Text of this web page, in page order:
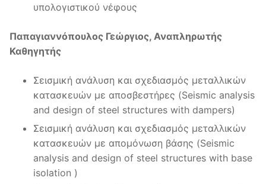
υπολογιστικού νέφους
Παπαγιαννόπουλος Γεώργιος, Αναπληρωτής
Καθηγητής
Σεισμική ανάλυση και σχεδιασμός μεταλλικών
κατασκευών με αποσβεστήρες (Seismic analysis
and design of steel structures with dampers)
Σεισμική ανάλυση και σχεδιασμός μεταλλικών
κατασκευών με απομόνωση βάσης (Seismic
analysis and design of steel structures with base
isolation )